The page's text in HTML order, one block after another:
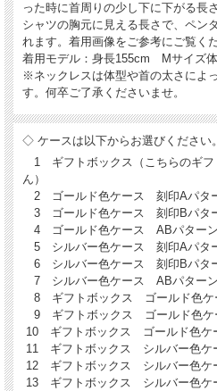
った時に首周りの少し下に下がる長さ
シャツの胸元に見える長さで、ペン
れます。着用画像をご参考にご覧くだ
着用モデル：身長155cm Mサイズ
※ネックレスは体型や首の太さによ
す。何卒ご了承くださいませ。
◇ ケースは以下からお選びください。
1 ギフトボックス（こちらのギフ
ん）
2 ゴールド色ケース 刻印Aパタ
3 ゴールド色ケース 刻印Bパタ
4 ゴールド色ケース ABパターン
5 シルバー色ケース 刻印Aパタ
6 シルバー色ケース 刻印Bパタ
7 シルバー色ケース ABパターン
8 ギフトボックス ゴールド色ケ
9 ギフトボックス ゴールド色ケ
10 ギフトボックス ゴールド色ケ
11 ギフトボックス シルバー色
12 ギフトボックス シルバー色ケ
13 ギフトボックス シルバー色ケ